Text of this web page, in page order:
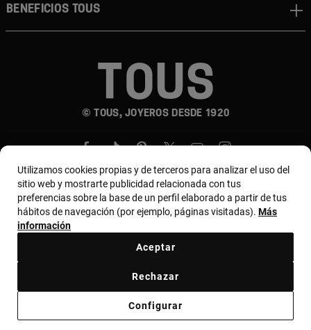
© TOUS, JOYEROS DESDE 1920
Beneficios TOUS
País y moneda:Costa Rica / US Dollar
Código ético Proveedores
Utilizamos cookies propias y de terceros para analizar el uso del
sitio web y mostrarte publicidad relacionada con tus
preferencias sobre la base de un perfil elaborado a partir de tus
hábitos de navegación (por ejemplo, páginas visitadas). Más
información
Configurar
Rechazar
Aceptar